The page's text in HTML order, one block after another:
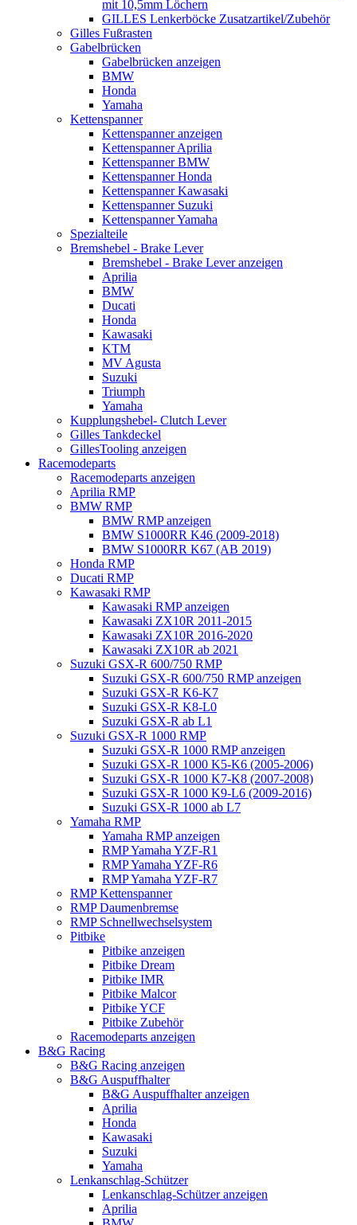
mit 10,5mm Löchern
GILLES Lenkerböcke Zusatzartikel/Zubehör
Gilles Fußrasten
Gabelbrücken
Gabelbrücken anzeigen
BMW
Honda
Yamaha
Kettenspanner
Kettenspanner anzeigen
Kettenspanner Aprilia
Kettenspanner BMW
Kettenspanner Honda
Kettenspanner Kawasaki
Kettenspanner Suzuki
Kettenspanner Yamaha
Spezialteile
Bremshebel - Brake Lever
Bremshebel - Brake Lever anzeigen
Aprilia
BMW
Ducati
Honda
Kawasaki
KTM
MV Agusta
Suzuki
Triumph
Yamaha
Kupplungshebel- Clutch Lever
Gilles Tankdeckel
GillesTooling anzeigen
Racemodeparts
Racemodeparts anzeigen
Aprilia RMP
BMW RMP
BMW RMP anzeigen
BMW S1000RR K46 (2009-2018)
BMW S1000RR K67 (AB 2019)
Honda RMP
Ducati RMP
Kawasaki RMP
Kawasaki RMP anzeigen
Kawasaki ZX10R 2011-2015
Kawasaki ZX10R 2016-2020
Kawasaki ZX10R ab 2021
Suzuki GSX-R 600/750 RMP
Suzuki GSX-R 600/750 RMP anzeigen
Suzuki GSX-R K6-K7
Suzuki GSX-R K8-L0
Suzuki GSX-R ab L1
Suzuki GSX-R 1000 RMP
Suzuki GSX-R 1000 RMP anzeigen
Suzuki GSX-R 1000 K5-K6 (2005-2006)
Suzuki GSX-R 1000 K7-K8 (2007-2008)
Suzuki GSX-R 1000 K9-L6 (2009-2016)
Suzuki GSX-R 1000 ab L7
Yamaha RMP
Yamaha RMP anzeigen
RMP Yamaha YZF-R1
RMP Yamaha YZF-R6
RMP Yamaha YZF-R7
RMP Kettenspanner
RMP Daumenbremse
RMP Schnellwechselsystem
Pitbike
Pitbike anzeigen
Pitbike Dream
Pitbike IMR
Pitbike Malcor
Pitbike YCF
Pitbike Zubehör
Racemodeparts anzeigen
B&G Racing
B&G Racing anzeigen
B&G Auspuffhalter
B&G Auspuffhalter anzeigen
Aprilia
Honda
Kawasaki
Suzuki
Yamaha
Lenkanschlag-Schützer
Lenkanschlag-Schützer anzeigen
Aprilia